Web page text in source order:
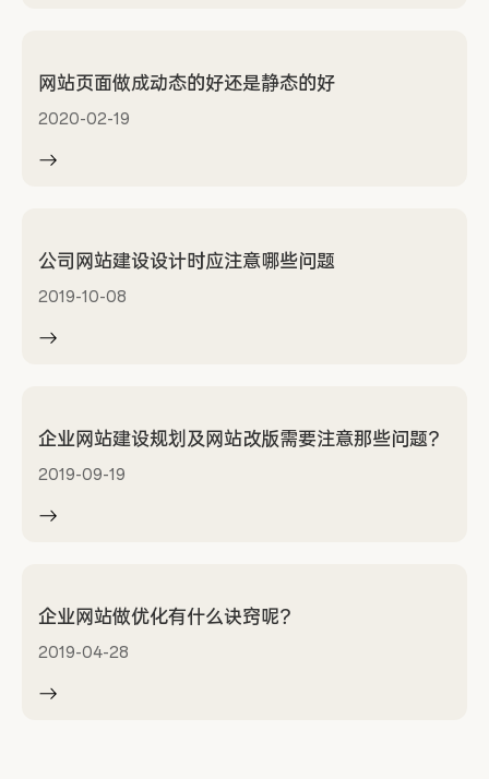
网站页面做成动态的好还是静态的好
2020-02-19
公司网站建设设计时应注意哪些问题
2019-10-08
企业网站建设规划及网站改版需要注意那些问题？
2019-09-19
企业网站做优化有什么诀窍呢？
2019-04-28